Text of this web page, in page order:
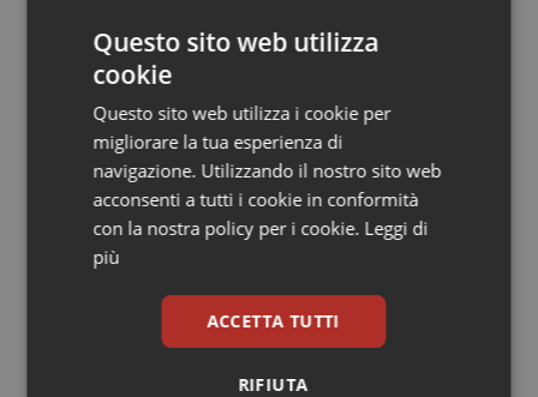
Salute orale & impianti
Sangue & coagulazione
Tiroide
Tumore al seno
Tumore ovarico
Tumori del Polmone & Testa Collo
Potrebbe interessarti in
Abruzzo
Settimana della Scienza dello
Spallanzani: capire la ricerca per
Questo sito web utilizza
cookie
Questo sito web utilizza i cookie per
migliorare la tua esperienza di
navigazione. Utilizzando il nostro sito web
acconsenti a tutti i cookie in conformità
con la nostra policy per i cookie. Leggi di
più
ACCETTA TUTTI
RIFIUTA